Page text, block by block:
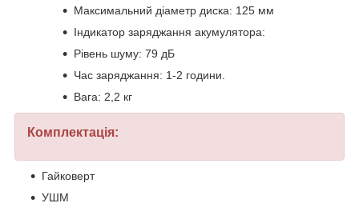
Максимальний діаметр диска: 125 мм
Індикатор заряджання акумулятора:
Рівень шуму: 79 дБ
Час заряджання: 1-2 години.
Вага: 2,2 кг
Комплектація:
Гайковерт
УШМ